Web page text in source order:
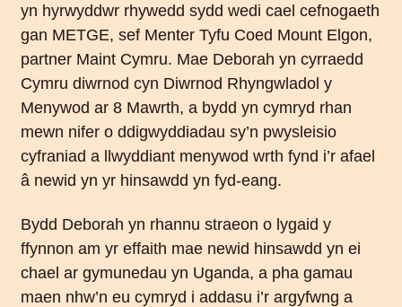
yn hyrwyddwr rhywedd sydd wedi cael cefnogaeth
gan METGE, sef Menter Tyfu Coed Mount Elgon,
partner Maint Cymru. Mae Deborah yn cyrraedd
Cymru diwrnod cyn Diwrnod Rhyngwladol y
Menywod ar 8 Mawrth, a bydd yn cymryd rhan
mewn nifer o ddigwyddiadau sy’n pwysleisio
cyfraniad a llwyddiant menywod wrth fynd i’r afael
â newid yn yr hinsawdd yn fyd-eang.
Bydd Deborah yn rhannu straeon o lygaid y
ffynnon am yr effaith mae newid hinsawdd yn ei
chael ar gymunedau yn Uganda, a pha gamau
maen nhw’n eu cymryd i addasu i’r argyfwng a